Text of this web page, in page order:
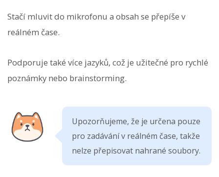
Stačí mluvit do mikrofonu a obsah se přepíše v
reálném čase.
Podporuje také více jazyků, což je užitečné pro rychlé
poznámky nebo brainstorming.
Upozorňujeme, že je určena pouze
pro zadávání v reálném čase, takže
nelze přepisovat nahrané soubory.